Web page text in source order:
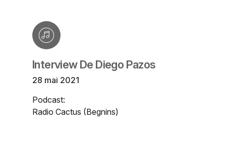
Interview De Diego Pazos
28 mai 2021
Podcast:
Radio Cactus (Begnins)